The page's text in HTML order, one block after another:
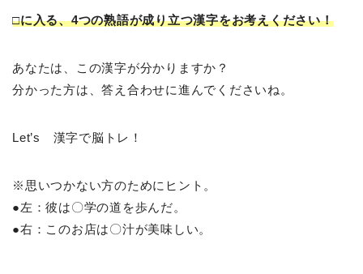
□に入る、4つの熟語が成り立つ漢字をお考えください！
あなたは、この漢字が分かりますか？
分かった方は、答え合わせに進んでくださいね。
Let’s 漢字で脳トレ！
※思いつかない方のためにヒント。
●左：彼は〇学の道を歩んだ。
●右：このお店は〇汁が美味しい。